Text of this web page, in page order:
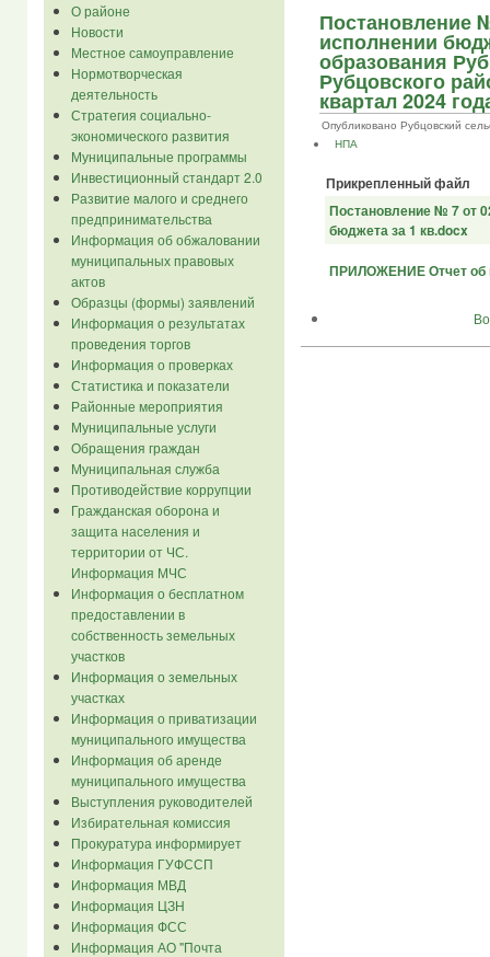
О районе
Новости
Местное самоуправление
Нормотворческая
деятельность
Стратегия социально-
экономического развития
Муниципальные программы
Инвестиционный стандарт 2.0
Развитие малого и среднего
предпринимательства
Информация об обжаловании
муниципальных правовых
актов
Образцы (формы) заявлений
Информация о результатах
проведения торгов
Информация о проверках
Статистика и показатели
Районные мероприятия
Муниципальные услуги
Обращения граждан
Муниципальная служба
Противодействие коррупции
Гражданская оборона и
защита населения и
территории от ЧС.
Информация МЧС
Информация о бесплатном
предоставлении в
собственность земельных
участков
Информация о земельных
участках
Информация о приватизации
муниципального имущества
Информация об аренде
муниципального имущества
Выступления руководителей
Избирательная комиссия
Прокуратура информирует
Информация ГУФССП
Информация МВД
Информация ЦЗН
Информация ФСС
Информация АО "Почта
Постановление
исполнении
образования
Рубцовского
квартал 2024
Опубликовано Рубцовский
НПА
Прикрепленный файл
Постановление № 7 от
бюджета за 1 кв.docx
ПРИЛОЖЕНИЕ Отчет об